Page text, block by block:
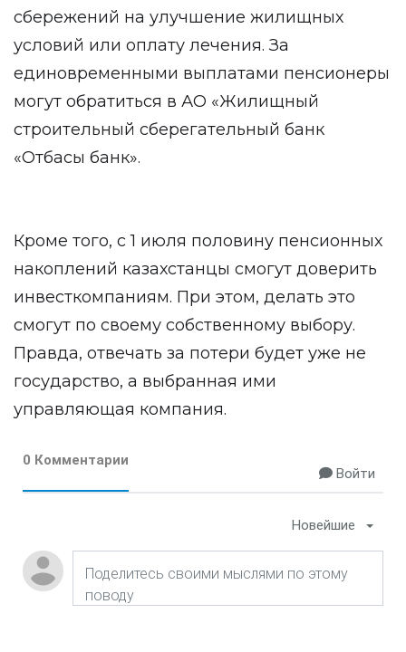
сбережений на улучшение жилищных
условий или оплату лечения. За
единовременными выплатами пенсионеры
могут обратиться в АО «Жилищный
строительный сберегательный банк
«Отбасы банк».
Кроме того, с 1 июля половину пенсионных
накоплений казахстанцы смогут доверить
инвесткомпаниям. При этом, делать это
смогут по своему собственному выбору.
Правда, отвечать за потери будет уже не
государство, а выбранная ими
управляющая компания.
0 Комментарии
Войти
Новейшие